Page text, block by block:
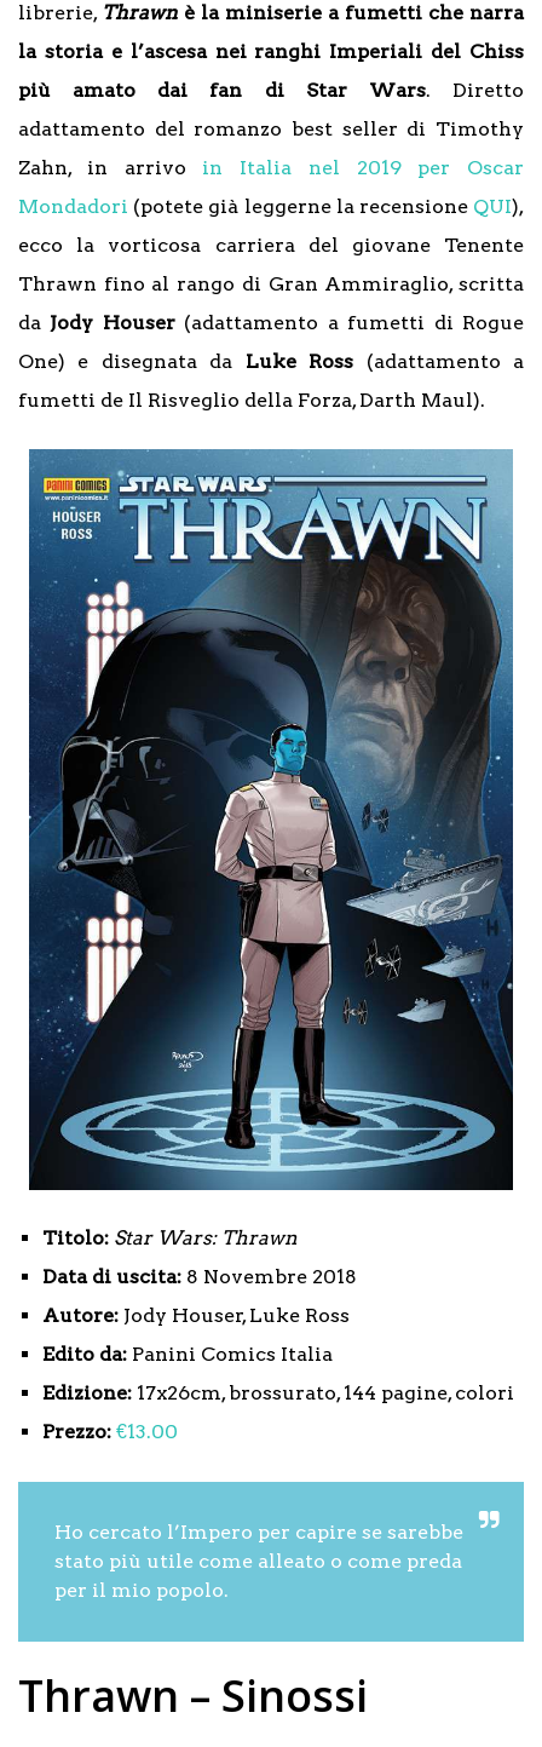
librerie, Thrawn è la miniserie a fumetti che narra
la storia e l’ascesa nei ranghi Imperiali del Chiss
più amato dai fan di Star Wars. Diretto
adattamento del romanzo best seller di Timothy
Zahn, in arrivo in Italia nel 2019 per Oscar
Mondadori (potete già leggerne la recensione QUI),
ecco la vorticosa carriera del giovane Tenente
Thrawn fino al rango di Gran Ammiraglio, scritta
da Jody Houser(adattamento a fumetti di Rogue
One) e disegnata da Luke Ross (adattamento a
fumetti de Il Risveglio della Forza, Darth Maul).
Titolo: Star Wars: Thrawn
Data di uscita: 8 Novembre 2018
Autore: Jody Houser, Luke Ross
Edito da: Panini Comics Italia
Edizione: 17x26cm, brossurato, 144 pagine, colori
Prezzo: €13.00
Ho cercato l’Impero per capire se sarebbe
stato più utile come alleato o come preda
per il mio popolo.
Thrawn – Sinossi